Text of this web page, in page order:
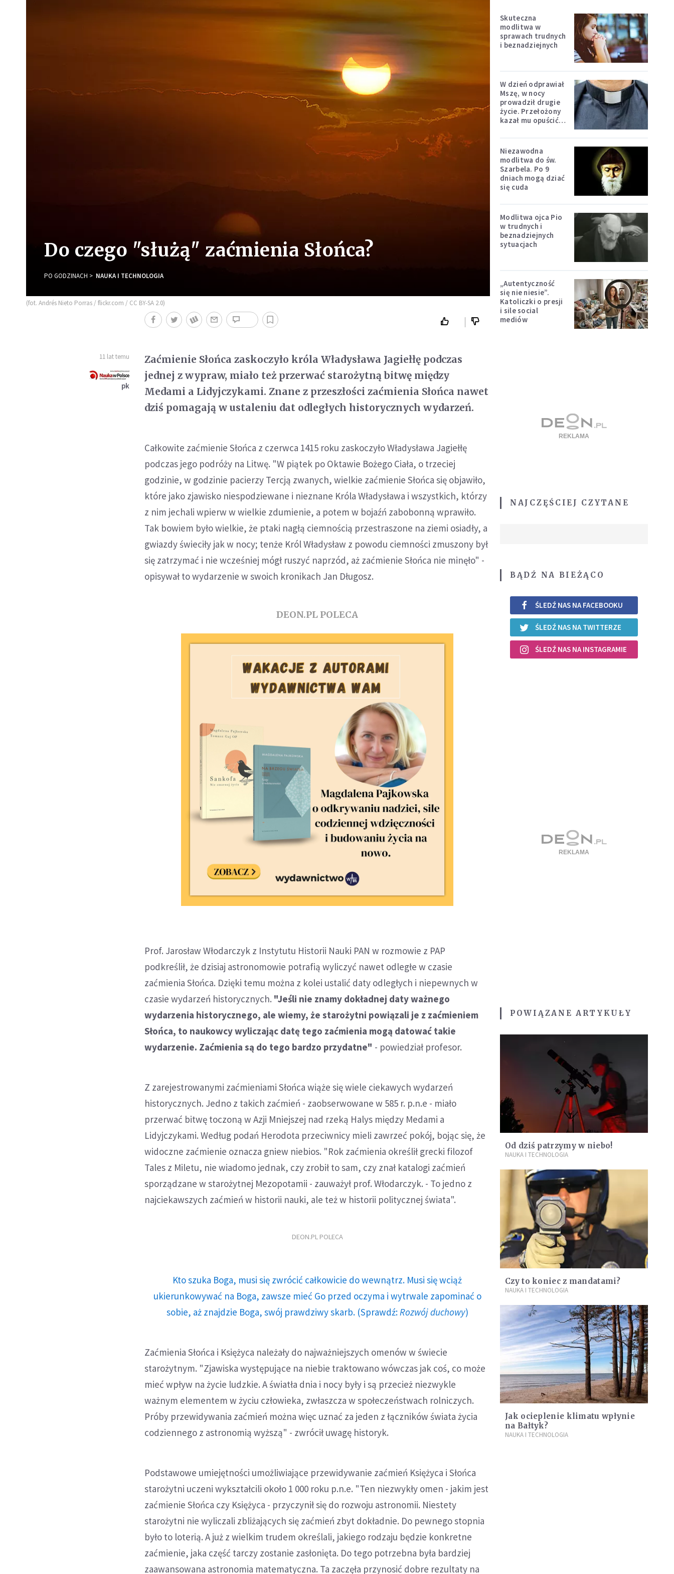
Do czego "służą" zaćmienia Słońca?
PO GODZINACH NAUKA I TECHNOLOGIA
(fot. Andrés Nieto Porras / flickr.com / CC BY-SA 2.0)
11 lat temu
pk
Zaćmienie Słońca zaskoczyło króla Władysława Jagiełłę podczas
jednej z wypraw, miało też przerwać starożytną bitwę między
Medami a Lidyjczykami. Znane z przeszłości zaćmienia Słońca nawet
dziś pomagają w ustaleniu dat odległych historycznych wydarzeń.
Całkowite zaćmienie Słońca z czerwca 1415 roku zaskoczyło Władysława Jagiełłę
podczas jego podróży na Litwę. "W piątek po Oktawie Bożego Ciała, o trzeciej
godzinie, w godzinie pacierzy Tercją zwanych, wielkie zaćmienie Słońca się objawiło,
które jako zjawisko niespodziewane i nieznane Króla Władysława i wszystkich, którzy
z nim jechali wpierw w wielkie zdumienie, a potem w bojaźń zabobonną wprawiło.
Tak bowiem było wielkie, że ptaki nagłą ciemnością przestraszone na ziemi osiadły, a
gwiazdy świeciły jak w nocy; tenże Król Władysław z powodu ciemności zmuszony był
się zatrzymać i nie wcześniej mógł ruszyć naprzód, aż zaćmienie Słońca nie minęło" -
opisywał to wydarzenie w swoich kronikach Jan Długosz.
DEON.PL POLECA
Prof. Jarosław Włodarczyk z Instytutu Historii Nauki PAN w rozmowie z PAP
podkreślił, że dzisiaj astronomowie potrafią wyliczyć nawet odległe w czasie
zaćmienia Słońca. Dzięki temu można z kolei ustalić daty odległych i niepewnych w
czasie wydarzeń historycznych. "Jeśli nie znamy dokładnej daty ważnego
wydarzenia historycznego, ale wiemy, że starożytni powiązali je z zaćmieniem
Słońca, to naukowcy wyliczając datę tego zaćmienia mogą datować takie
wydarzenie. Zaćmienia są do tego bardzo przydatne" - powiedział profesor.
Z zarejestrowanymi zaćmieniami Słońca wiąże się wiele ciekawych wydarzeń
historycznych. Jedno z takich zaćmień - zaobserwowane w 585 r. p.n.e - miało
przerwać bitwę toczoną w Azji Mniejszej nad rzeką Halys między Medami a
Lidyjczykami. Według podań Herodota przeciwnicy mieli zawrzeć pokój, bojąc się, że
widoczne zaćmienie oznacza gniew niebios. "Rok zaćmienia określił grecki filozof
Tales z Miletu, nie wiadomo jednak, czy zrobił to sam, czy znał katalogi zaćmień
sporządzane w starożytnej Mezopotamii - zauważył prof. Włodarczyk. - To jedno z
najciekawszych zaćmień w historii nauki, ale też w historii politycznej świata".
DEON.PL POLECA
Kto szuka Boga, musi się zwrócić całkowicie do wewnątrz. Musi się wciąż
ukierunkowywać na Boga, zawsze mieć Go przed oczyma i wytrwale zapominać o
sobie, aż znajdzie Boga, swój prawdziwy skarb. (Sprawdź: Rozwój duchowy)
Zaćmienia Słońca i Księżyca należały do najważniejszych omenów w świecie
starożytnym. "Zjawiska występujące na niebie traktowano wówczas jak coś, co może
mieć wpływ na życie ludzkie. A światła dnia i nocy były i są przecież niezwykle
ważnym elementem w życiu człowieka, zwłaszcza w społeczeństwach rolniczych.
Próby przewidywania zaćmień można więc uznać za jeden z łączników świata życia
codziennego z astronomią wyższą" - zwrócił uwagę historyk.
Podstawowe umiejętności umożliwiające przewidywanie zaćmień Księżyca i Słońca
starożytni uczeni wykształcili około 1 000 roku p.n.e. "Ten niezwykły omen - jakim jest
zaćmienie Słońca czy Księżyca - przyczynił się do rozwoju astronomii. Niestety
starożytni nie wyliczali zbliżających się zaćmień zbyt dokładnie. Do pewnego stopnia
było to loterią. A już z wielkim trudem określali, jakiego rodzaju będzie konkretne
zaćmienie, jaka część tarczy zostanie zasłonięta. Do tego potrzebna była bardziej
zaawansowana astronomia matematyczna. Ta zaczęła przynosić dobre rezultaty na
Skuteczna
modlitwa w
sprawach trudnych
i beznadziejnych
W dzień odprawiał
Mszę, w nocy
prowadził drugie
życie. Przełożony
kazał mu opuścić
Niezawodna
modlitwa do św.
Szarbela. Po 9
dniach mogą dziać
się cuda
Modlitwa ojca Pio
w trudnych i
beznadziejnych
sytuacjach
„Autentyczność
się nie niesie”.
Katoliczki o presji
i sile social
mediów
NAJCZĘŚCIEJ CZYTANE
BĄDŹ NA BIEŻĄCO
ŚLEDŹ NAS NA FACEBOOKU
ŚLEDŹ NAS NA TWITTERZE
ŚLEDŹ NAS NA INSTAGRAMIE
POWIĄZANE ARTYKUŁY
Od dziś patrzymy w niebo!
NAUKA I TECHNOLOGIA
Czy to koniec z mandatami?
NAUKA I TECHNOLOGIA
Jak ocieplenie klimatu wpłynie
na Bałtyk?
NAUKA I TECHNOLOGIA